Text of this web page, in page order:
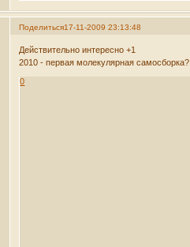
Поделиться17-11-2009 23:13:48
Действительно интересно +1
2010 - первая молекулярная самосборка?
0